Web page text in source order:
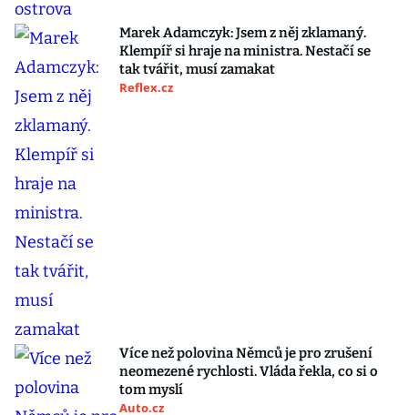
Marek Adamczyk: Jsem z něj zklamaný.
Klempíř si hraje na ministra. Nestačí se
tak tvářit, musí zamakat
Reflex.cz
Více než polovina Němců je pro zrušení
neomezené rychlosti. Vláda řekla, co si o
tom myslí
Auto.cz